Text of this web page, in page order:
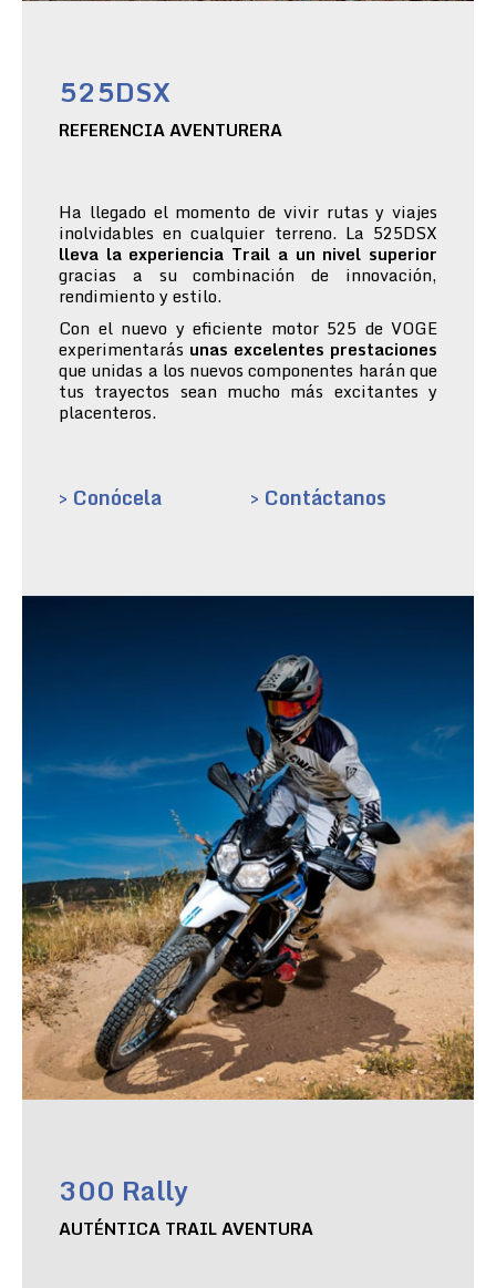
525DSX
REFERENCIA AVENTURERA
Ha llegado el momento de vivir rutas y viajes
inolvidables en cualquier terreno. La 525DSX
lleva la experiencia Trail a un nivel superior
gracias a su combinación de innovación,
rendimiento y estilo.
Con el nuevo y eficiente motor 525 de VOGE
experimentarás unas excelentes prestaciones
que unidas a los nuevos componentes harán que
tus trayectos sean mucho más excitantes y
placenteros.
> Conócela > Contáctanos
300 Rally
AUTÉNTICA TRAIL AVENTURA